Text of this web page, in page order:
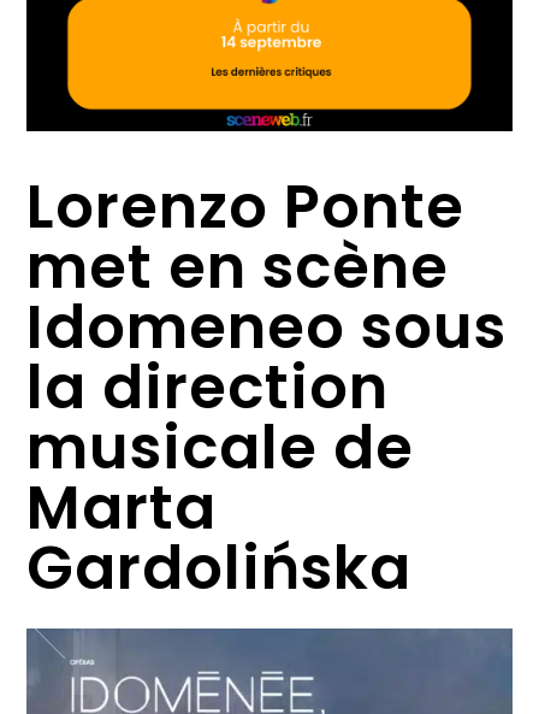
Lorenzo Ponte
met en scène
Idomeneo sous
la direction
musicale de
Marta
Gardolińska